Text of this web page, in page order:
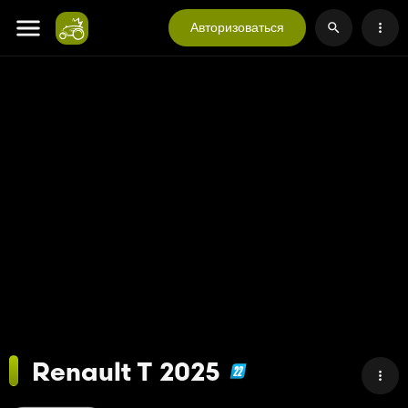
Авторизоваться
Renault T 2025